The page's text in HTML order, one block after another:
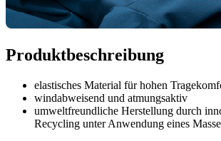
Produktbeschreibung
elastisches Material für hohen
windabweisend und atmungsaktiv
umweltfreundliche Herstellung durch
Recycling unter Anwendung eines